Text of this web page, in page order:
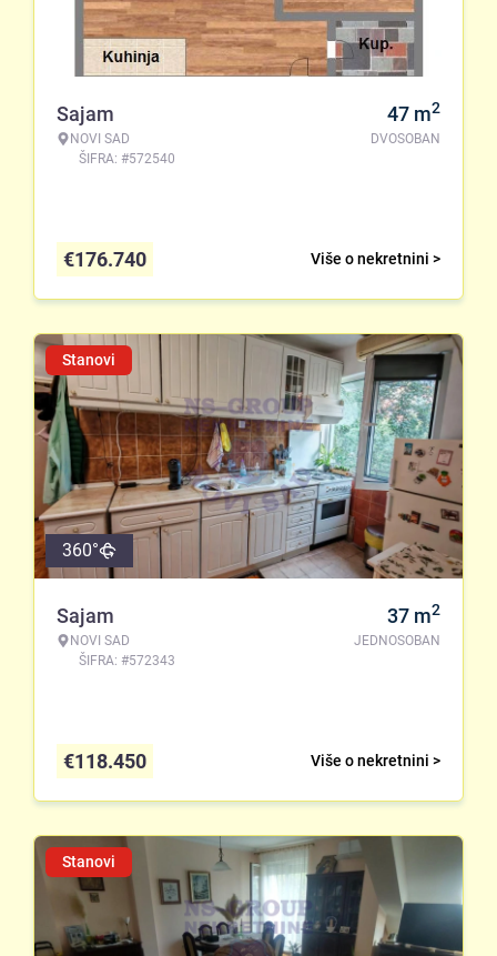
Sajam
NOVI SAD
ŠIFRA: #572540
47 m2
DVOSOBAN
Više o nekretnini >
€176.740
Stanovi
360°
Sajam
NOVI SAD
ŠIFRA: #572343
37 m2
JEDNOSOBAN
Više o nekretnini >
€118.450
Stanovi